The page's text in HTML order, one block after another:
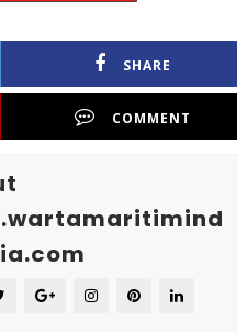
SHARE
COMMENT